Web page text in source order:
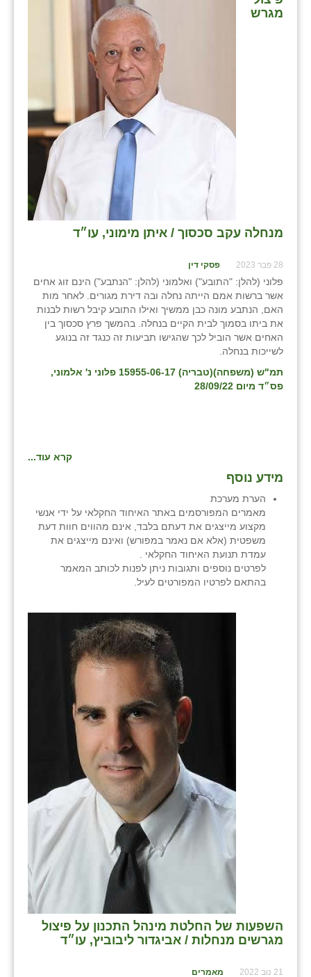
מגרש
מנחלה עקב סכסוך / איתן מימוני, עו״ד
28 פבר 2023 פסקי דין
פלוני (להלן: "התובע") ואלמוני (להלן: "הנתבע") הינם זוג אחים
אשר ברשות אמם הייתה נחלה ובה דירת מגורים. לאחר מות
האם, הנתבע מונה כבן ממשיך ואילו התובע קיבל רשות לבנות
את ביתו בסמוך לבית הקיים בנחלה. בהמשך פרץ סכסוך בין
האחים אשר הוביל לכך שהגישו תביעות זה כנגד זה בנוגע
לשייכות בנחלה.
תמ"ש (משפחה)(טבריה) 15955-06-17 פלוני נ' אלמוני,
פס״ד מיום 28/09/22
קרא עוד...
מידע נוסף
הערת מערכת
מאמרים המפורסמים באתר האיחוד החקלאי על ידי אנשי
מקצוע מייצגים את דעתם בלבד, אינם מהווים חוות דעת
משפטית (אלא אם נאמר במפורש) ואינם מייצגים את
עמדת תנועת האיחוד החקלאי .
לפרטים נוספים ותגובות ניתן לפנות לכותב המאמר
בהתאם לפרטיו המפורטים לעיל.
השפעות של החלטת מינהל התכנון על פיצול
מגרשים מנחלות / אביגדור ליבוביץ, עו״ד
21 נוב 2022 מאמרים
נאות הכיכר
קלחים
רועי
רימונים
רמות השבים
רמת הדר
שבי ציון
תלמי יוסף
בוסתן הגליל